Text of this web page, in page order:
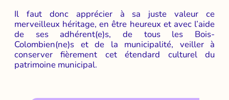
Il faut donc apprécier à sa juste valeur ce
merveilleux héritage, en être heureux et avec l’aide
de ses adhérent(e)s, de tous les Bois-
Colombien(ne)s et de la municipalité, veiller à
conserver fièrement cet étendard culturel du
patrimoine municipal.